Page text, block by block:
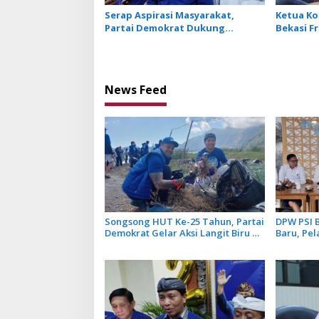
Serap Aspirasi Masyarakat,
Partai Demokrat Dukung
Ketua
Bekasi
News Feed
Songsong HUT Ke-25 Tahun, Partai
Demokrat Gelar Aksi Langit Biru di
DPW
Baru,